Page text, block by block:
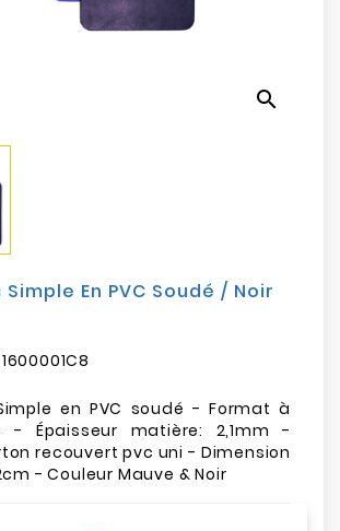
search
En PVC Soudé / Noir
1600001C8
en PVC soudé - Format à
- Épaisseur matière: 2,1mm -
recouvert pvc uni - Dimension
- Couleur Mauve & Noir